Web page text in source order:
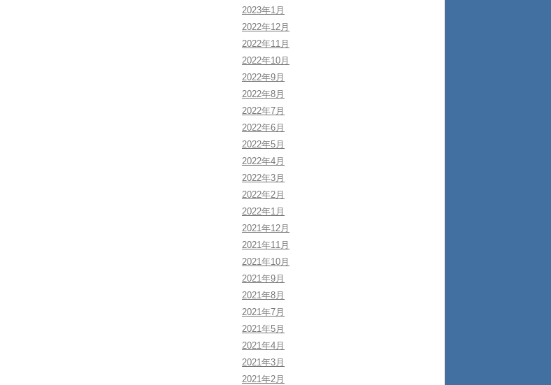
2023年1月
2022年12月
2022年11月
2022年10月
2022年9月
2022年8月
2022年7月
2022年6月
2022年5月
2022年4月
2022年3月
2022年2月
2022年1月
2021年12月
2021年11月
2021年10月
2021年9月
2021年8月
2021年7月
2021年5月
2021年4月
2021年3月
2021年2月